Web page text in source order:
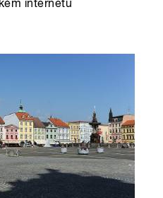
internetu